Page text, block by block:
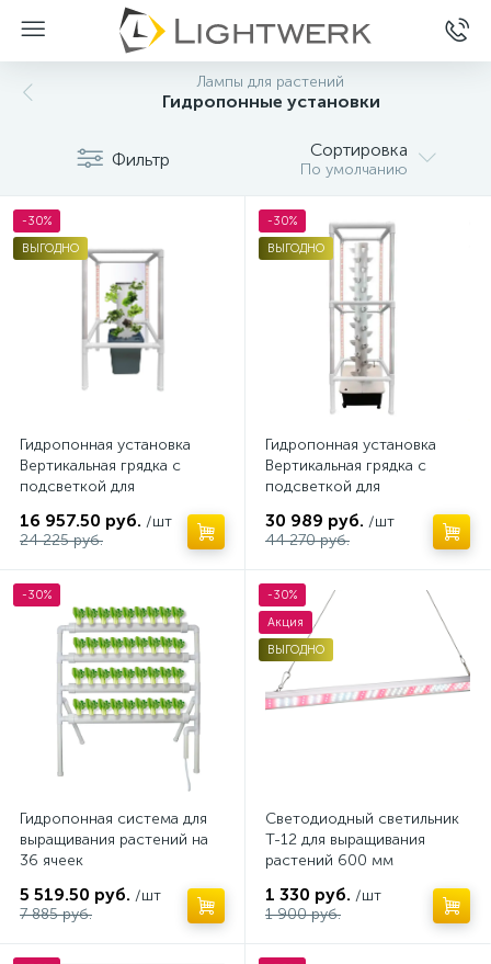
Лампы для растений
Гидропонные установки
Фильтр Сортировка
По умолчанию
-30%
ВЫГОДНО
Гидропонная установка
Вертикальная грядка с
подсветкой для
15 ячеек. Wifi управление
16 957.50 руб. /шт
24 225 руб.
-30%
ВЫГОДНО
Гидропонная установка
Вертикальная грядка с
подсветкой для
36 ячеек. WIFI управление
30 989 руб. /шт
44 270 руб.
-30%
Гидропонная система для
выращивания растений на
36 ячеек
5 519.50 руб. /шт
7 885 руб.
-30%
Акция
ВЫГОДНО
Светодиодный светильник
T-12 для выращивания
растений 600 мм
1 330 руб. /шт
1 900 руб.